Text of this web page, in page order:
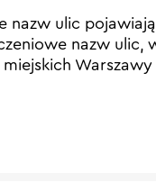
nazw ulic
nazw ulic,